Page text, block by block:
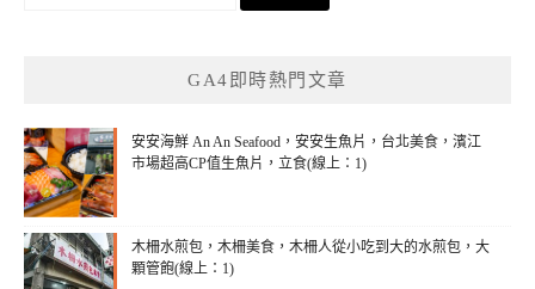
GA4即時熱門文章
安安海鮮 An An Seafood，安安生魚片，台北美食，濱江
市場超高CP值生魚片，立食(線上：1)
木柵水煎包，木柵美食，木柵人從小吃到大的水煎包，大
顆管飽(線上：1)